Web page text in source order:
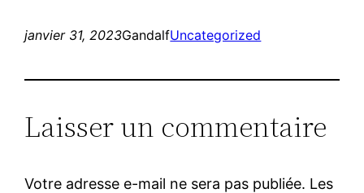
janvier 31, 2023GandalfUncategorized
Laisser un commentaire
Votre adresse e-mail ne sera pas publiée. Les